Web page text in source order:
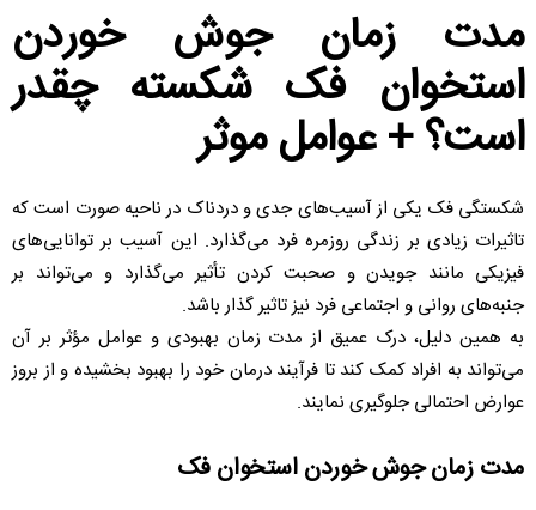
مدت زمان جوش خوردن
استخوان فک شکسته چقدر
است؟ + عوامل موثر
شکستگی فک یکی از آسیب‌های جدی و دردناک در ناحیه صورت است که
تاثیرات زیادی بر زندگی روزمره فرد می‌گذارد. این آسیب بر توانایی‌های
فیزیکی مانند جویدن و صحبت کردن تأثیر می‌گذارد و می‌تواند بر
جنبه‌های روانی و اجتماعی فرد نیز تاثیر گذار باشد.
به همین دلیل، درک عمیق از مدت زمان بهبودی و عوامل مؤثر بر آن
می‌تواند به افراد کمک کند تا فرآیند درمان خود را بهبود بخشیده و از بروز
عوارض احتمالی جلوگیری نمایند.
مدت زمان جوش خوردن استخوان فک